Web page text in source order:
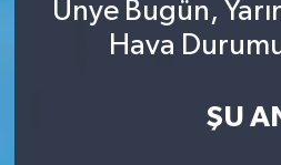
Ünye Bugün,
Hava
ŞU
Eğitim
Süper Lig Puan Durumu
Son Dakika Haberleri